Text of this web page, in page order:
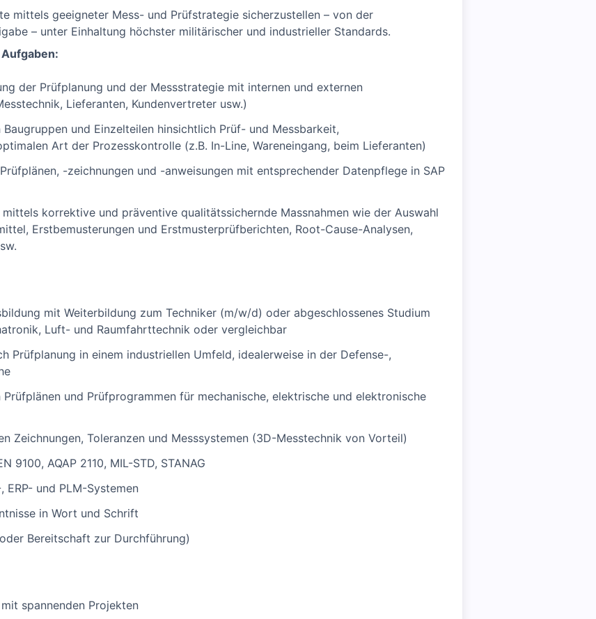
mittels geeigneter Mess- und Prüfstrategie sicherzustellen – von der
– unter Einhaltung höchster militärischer und industrieller Standards.
der Prüfplanung und der Messstrategie mit internen und externen
Lieferanten, Kundenvertreter usw.)
und Einzelteilen hinsichtlich Prüf- und Messbarkeit,
Art der Prozesskontrolle (z.B. In-Line, Wareneingang, beim Lieferanten)
-zeichnungen und -anweisungen mit entsprechender Datenpflege in SAP
korrektive und präventive qualitätssichernde Massnahmen wie der Auswahl
Erstbemusterungen und Erstmusterprüfberichten, Root-Cause-Analysen,
mit Weiterbildung zum Techniker (m/w/d) oder abgeschlossenes Studium
Luft- und Raumfahrttechnik oder vergleichbar
Prüfplanung in einem industriellen Umfeld, idealerweise in der Defense-,
und Prüfprogrammen für mechanische, elektrische und elektronische
Zeichnungen, Toleranzen und Messsystemen (3D-Messtechnik von Vorteil)
9100, AQAP 2110, MIL-STD, STANAG
und PLM-Systemen
in Wort und Schrift
Bereitschaft zur Durchführung)
spannenden Projekten